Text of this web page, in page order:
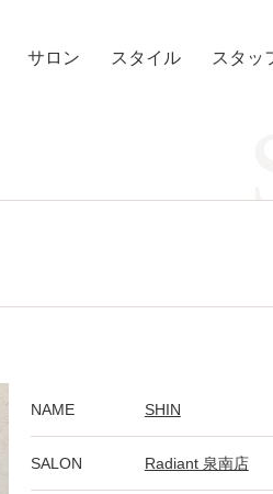
サロン スタイル スタッ
NAME SHIN
SALON Radiant 泉南店